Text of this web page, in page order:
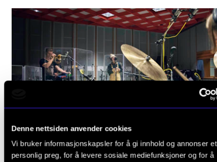
Denne nettsiden anvender cookies
Vi bruker informasjonskapsler for å gi innhold og annonser et
personlig preg, for å levere sosiale mediefunksjoner og for å
JAZZ OG IMPROVISERT MUSIKK